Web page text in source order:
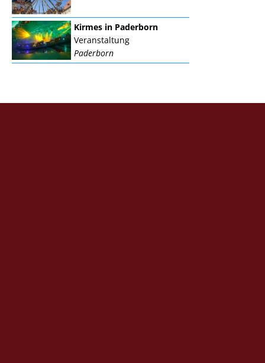
Kirmes in Paderborn
Veranstaltung
Paderborn